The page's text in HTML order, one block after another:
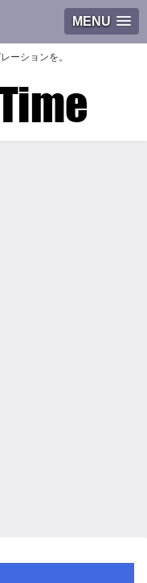
MENU
ーションを。